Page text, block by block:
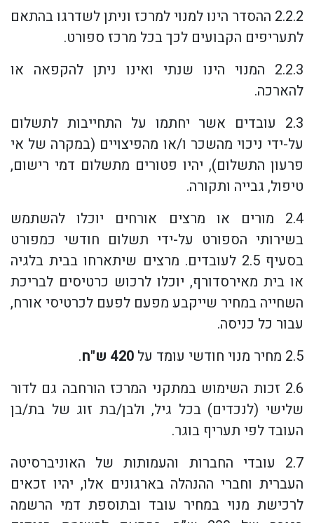
2.2.2 ההסדר הינו למנוי למרכז וניתן לשדרגו בהתאם
לתעריפים הקבועים לכך בכל מרכז ספורט.
2.2.3 המנוי הינו שנתי ואינו ניתן להקפאה או
להארכה.
2.3 עובדים אשר יחתמו על התחייבות לתשלום
על-ידי ניכוי מהשכר ו/או מהפיצויים (במקרה של אי
פרעון התשלום), יהיו פטורים מתשלום דמי רישום,
טיפול, גבייה ותקורה.
2.4 מורים או מרצים אורחים יוכלו להשתמש
בשירותי הספורט על-ידי תשלום חודשי כמפורט
בסעיף 2.5 לעובדים. מרצים שיתארחו בבית בלגיה
או בית מאירסדורף, יוכלו לרכוש כרטיסים לבריכת
השחייה במחיר שייקבע מפעם לפעם לכרטיסי אורח,
עבור כל כניסה.
2.5 מחיר מנוי חודשי עומד על
420 ש"ח
.
2.6 זכות השימוש במתקני המרכז הורחבה גם לדור
שלישי (לנכדים) בכל גיל, ולבן/בת זוג של בת/בן
העובד לפי תעריף בוגר.
2.7 עובדי החברות והעמותות של האוניברסיטה
העברית וחברי ההנהלה בארגונים אלו, יהיו זכאים
לרכישת מנוי במחיר עובד ובתוספת דמי הרשמה